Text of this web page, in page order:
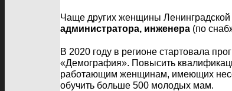
Чаще других женщины
администратора, инженера (по
В 2020 году в регионе стартовала
«Демография». Повысить
работающим женщинам, имеющих
обучить больше 500 молодых мам.